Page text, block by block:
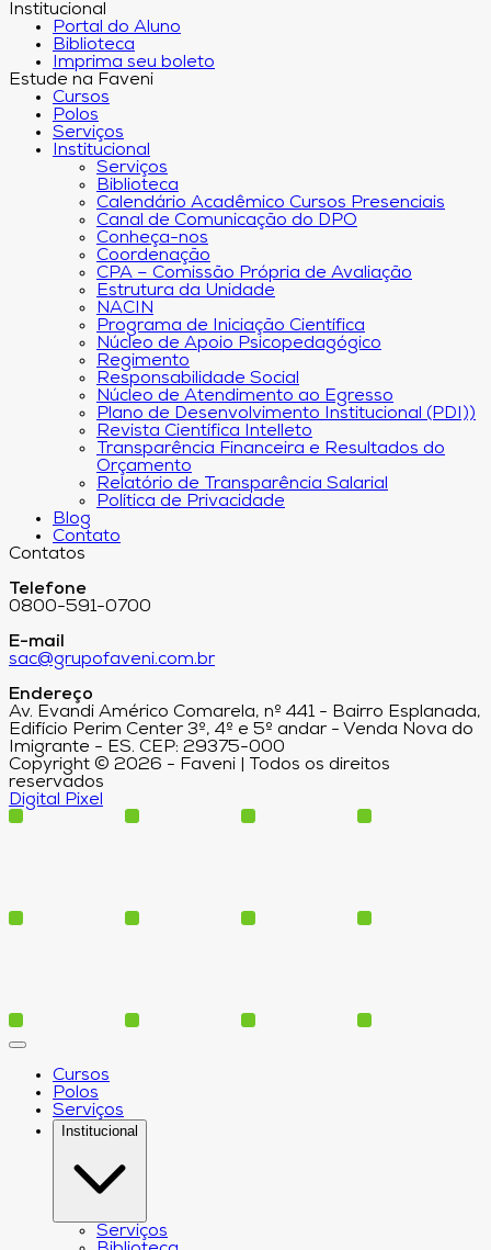
Institucional
Portal do Aluno
Biblioteca
Imprima seu boleto
Estude na Faveni
Cursos
Polos
Serviços
Institucional
Serviços
Biblioteca
Calendário Acadêmico Cursos Presenciais
Canal de Comunicação do DPO
Conheça-nos
Coordenação
CPA – Comissão Própria de Avaliação
Estrutura da Unidade
NACIN
Programa de Iniciação Científica
Núcleo de Apoio Psicopedagógico
Regimento
Responsabilidade Social
Núcleo de Atendimento ao Egresso
Plano de Desenvolvimento Institucional (PDI))
Revista Científica Intelleto
Transparência Financeira e Resultados do
Orçamento
Relatório de Transparência Salarial
Política de Privacidade
Blog
Contato
Contatos
Telefone
0800-591-0700
E-mail
sac@grupofaveni.com.br
Endereço
Av. Evandi Américo Comarela, nº 441 - Bairro Esplanada,
Edifício Perim Center 3º, 4º e 5º andar - Venda Nova do
Imigrante - ES. CEP: 29375-000
Copyright © 2026 - Faveni | Todos os direitos
reservados
Digital Pixel
Cursos
Polos
Serviços
Institucional
Serviços